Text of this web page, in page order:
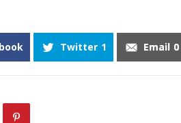
Twitter 1 Email 0